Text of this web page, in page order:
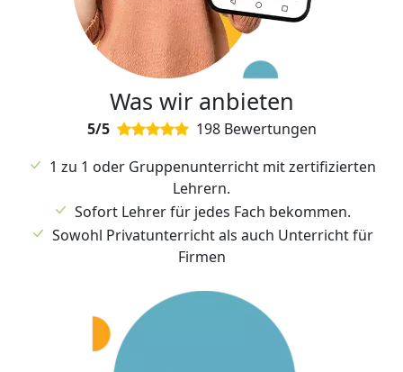
Was wir anbieten
5/5
198 Bewertungen
1 zu 1 oder Gruppenunterricht mit zertifizierten
Lehrern.
Sofort Lehrer für jedes Fach bekommen.
Sowohl Privatunterricht als auch Unterricht für
Firmen